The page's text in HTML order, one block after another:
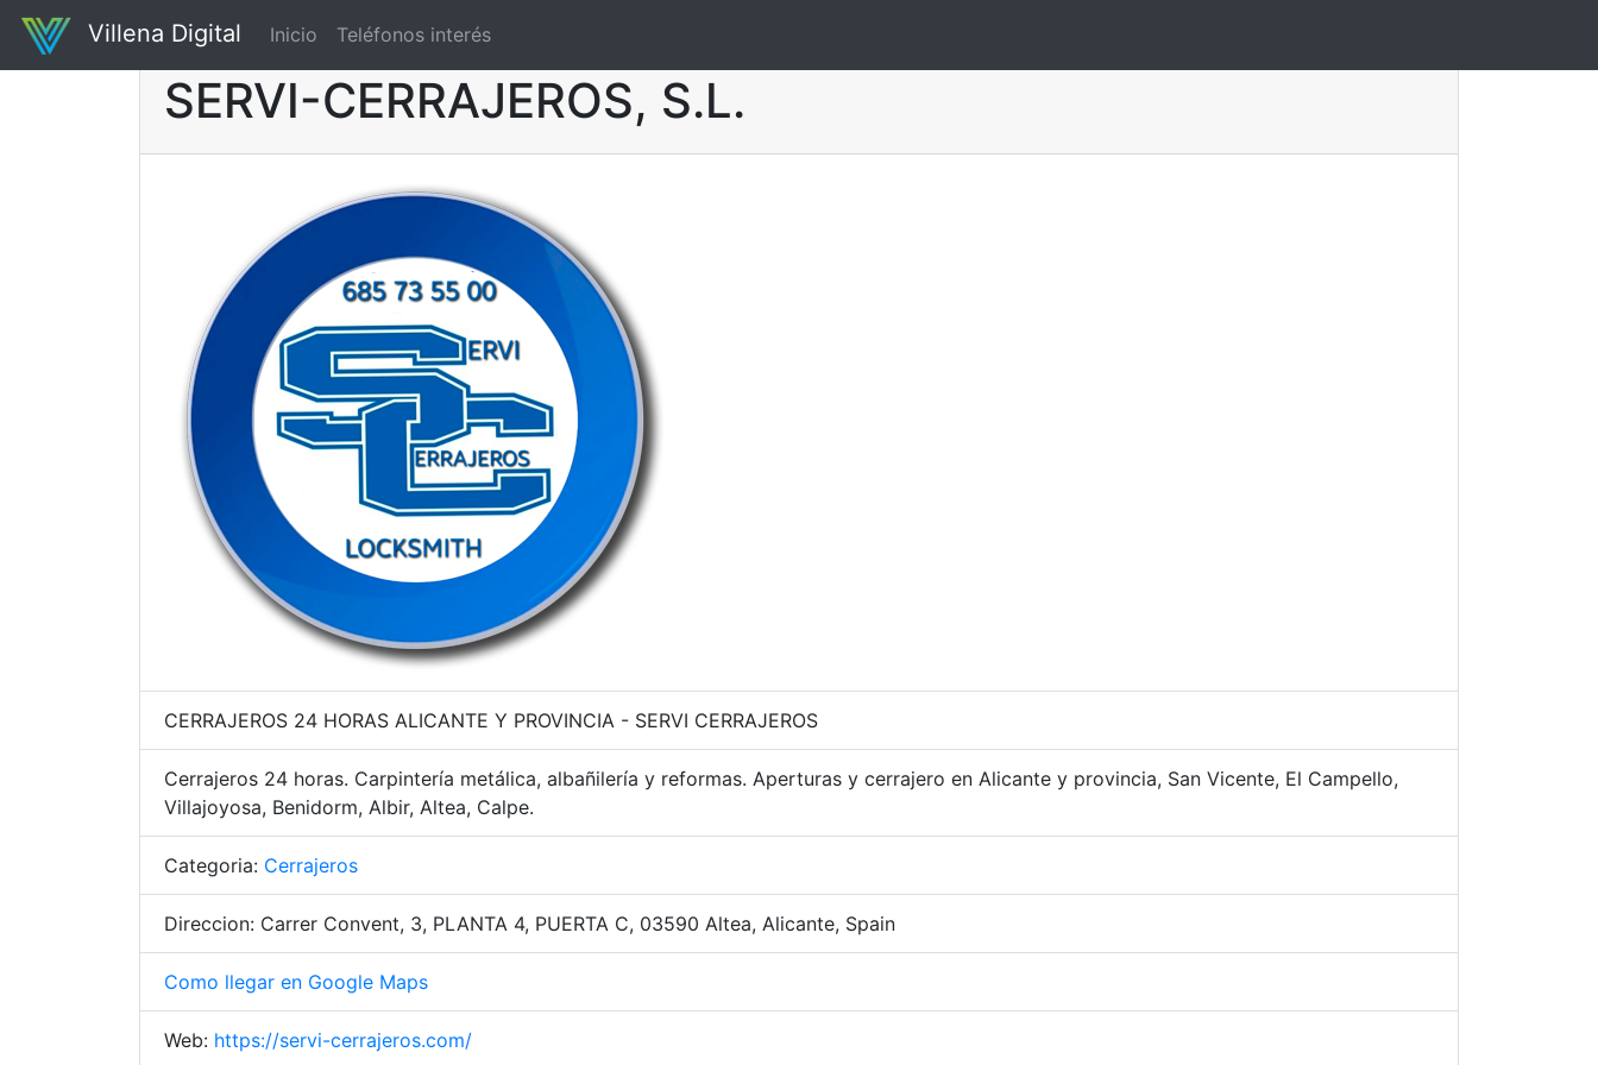
Villena Digital Inicio Teléfonos interés
SERVI-CERRAJEROS, S.L.
CERRAJEROS 24 HORAS ALICANTE Y PROVINCIA - SERVI CERRAJEROS
Cerrajeros 24 horas. Carpintería metálica, albañilería y reformas. Aperturas y cerrajero en Alicante y provincia, San Vicente, El Campello,
Villajoyosa, Benidorm, Albir, Altea, Calpe.
Categoria: Cerrajeros
Direccion: Carrer Convent, 3, PLANTA 4, PUERTA C, 03590 Altea, Alicante, Spain
Como llegar en Google Maps
Web: https://servi-cerrajeros.com/